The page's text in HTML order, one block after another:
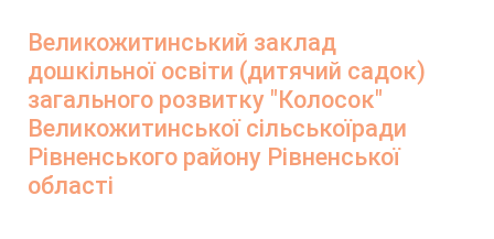
Великожитинський заклад
дошкільної освіти (дитячий садок)
загального розвитку "Колосок"
Великожитинської сільськоїради
Рівненського району Рівненської
області